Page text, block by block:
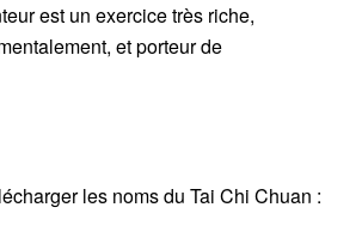
est un exercice très riche,
et porteur de
les noms du Tai Chi Chuan :